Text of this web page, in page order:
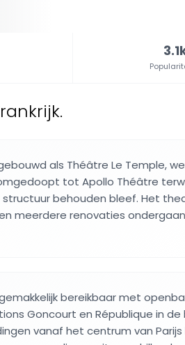
als Théâtre Le Temple,
tot Apollo Théâtre
structuur behouden bleef. Het
meerdere renovaties
bereikbaar met
Goncourt en République in de
vanaf het centrum van Parijs